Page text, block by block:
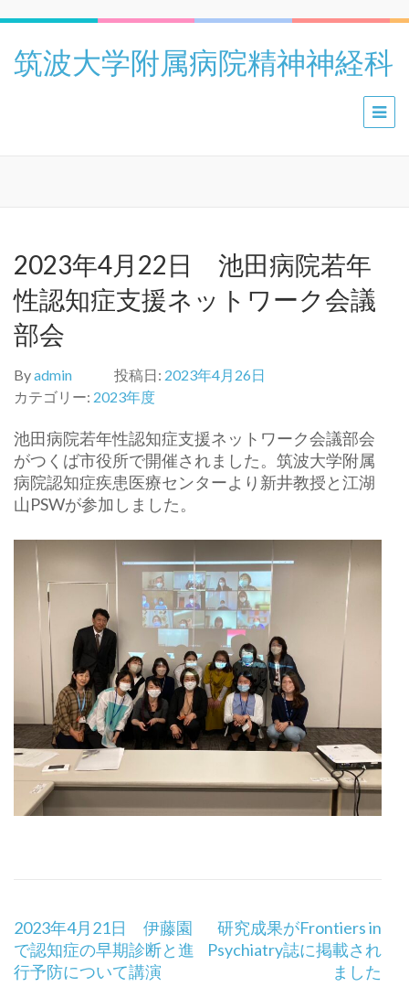
筑波大学附属病院精神神経科
2023年4月22日 池田病院若年
性認知症支援ネットワーク会議
部会
Byadmin 投稿日: 2023年4月26日
カテゴリー: 2023年度
池田病院若年性認知症支援ネットワーク会議部会
がつくば市役所で開催されました。筑波大学附属
病院認知症疾患医療センターより新井教授と江湖
山PSWが参加しました。
投
稿
ナ
2023年4月21日 伊藤園
で認知症の早期診断と進
行予防について講演
研究成果がFrontiers in
Psychiatry誌に掲載され
ました